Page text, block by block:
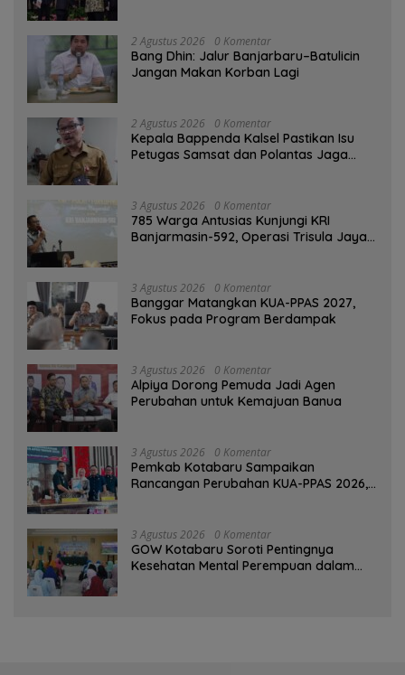
2 Agustus 2026 0 Komentar
Bang Dhin: Jalur Banjarbaru–Batulicin
Jangan Makan Korban Lagi
2 Agustus 2026 0 Komentar
Kepala Bappenda Kalsel Pastikan Isu
Petugas Samsat dan Polantas Jaga
3 Agustus 2026 0 Komentar
785 Warga Antusias Kunjungi KRI
Banjarmasin-592, Operasi Trisula Jaya
3 Agustus 2026 0 Komentar
‎Banggar Matangkan KUA-PPAS 2027,
Fokus pada Program Berdampak
3 Agustus 2026 0 Komentar
‎Alpiya Dorong Pemuda Jadi Agen
Perubahan untuk Kemajuan Banua ‎
3 Agustus 2026 0 Komentar
Pemkab Kotabaru Sampaikan
Rancangan Perubahan KUA-PPAS 2026,
3 Agustus 2026 0 Komentar
GOW Kotabaru Soroti Pentingnya
Kesehatan Mental Perempuan dalam